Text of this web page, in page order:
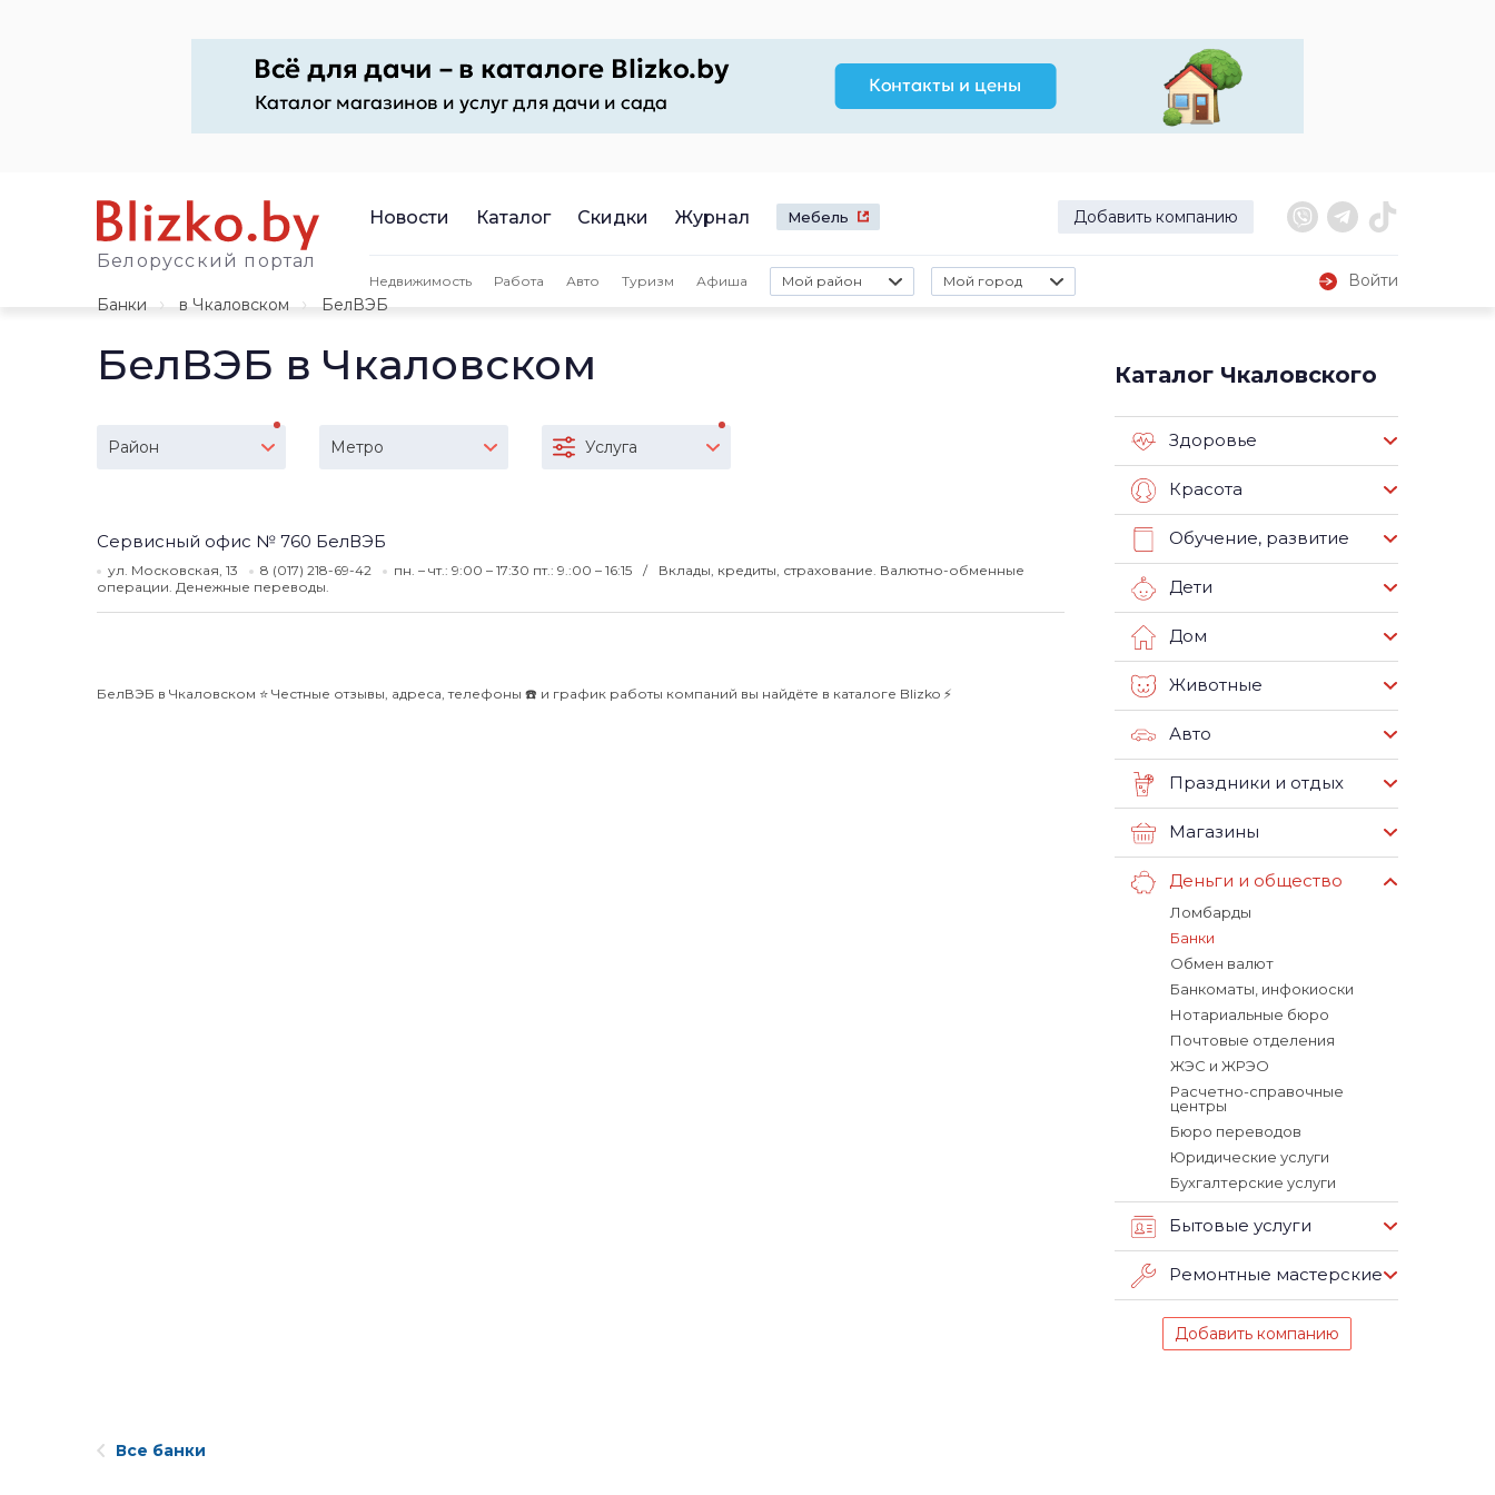
Белорусский портал
Новости Каталог Скидки Журнал Мебель Добавить компанию
Недвижимость Работа Авто Туризм Афиша Мой район Мой город
Войти
Банки
в Чкаловском БелВЭБ
БелВЭБ в Чкаловском
Район Метро Услуга
Сервисный офис № 760 БелВЭБ
ул. Московская, 13 8 (017) 218-69-42 пн. – чт.: 9:00 – 17:30 пт.: 9.:00 – 16:15
Вклады, кредиты, страхование. Валютно-обменные
операции. Денежные переводы.
БелВЭБ в Чкаловском ⭐️ Честные отзывы, адреса, телефоны ☎️ и график работы компаний вы найдёте в каталоге Blizko ⚡️
Каталог Чкаловского
Здоровье
Красота
Обучение, развитие
Дети
Дом
Животные
Авто
Праздники и отдых
Магазины
Деньги и общество
Ломбарды
Банки
Обмен валют
Банкоматы, инфокиоски
Нотариальные бюро
Почтовые отделения
ЖЭС и ЖРЭО
Расчетно-справочные
центры
Бюро переводов
Юридические услуги
Бухгалтерские услуги
Бытовые услуги
Ремонтные мастерские
Добавить компанию
Все банки